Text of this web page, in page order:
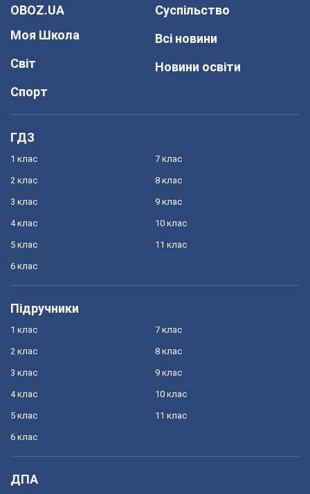
OBOZ.UA
Моя Школа
Світ
Спорт
Суспільство
Всі новини
Новини освіти
ГДЗ
1 клас
2 клас
3 клас
4 клас
5 клас
6 клас
7 клас
8 клас
9 клас
10 клас
11 клас
Підручники
1 клас
2 клас
3 клас
4 клас
5 клас
6 клас
7 клас
8 клас
9 клас
10 клас
11 клас
ДПА